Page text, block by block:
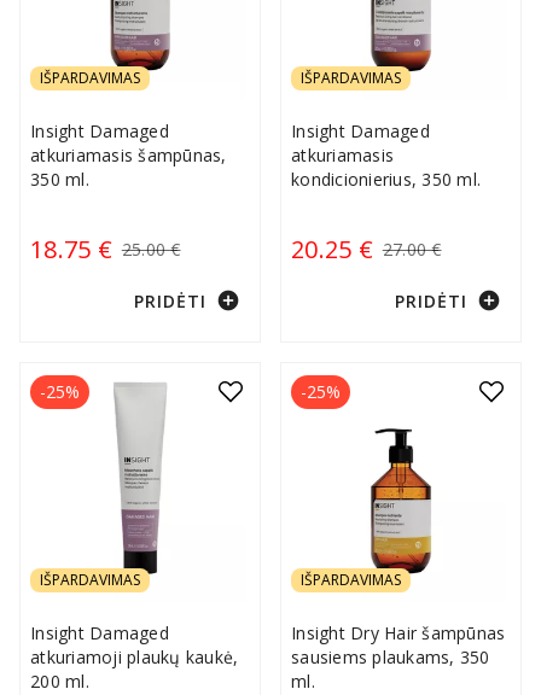
IŠPARDAVIMAS
Insight Damaged
atkuriamasis šampūnas,
350 ml.
18.75 € 25.00 €
PRIDĖTI add_circle
IŠPARDAVIMAS
Insight Damaged
atkuriamasis
kondicionierius, 350 ml.
20.25 € 27.00 €
PRIDĖTI add_circle
IŠPARDAVIMAS
Insight Damaged
atkuriamoji plaukų kaukė,
200 ml.
-25%
IŠPARDAVIMAS
Insight Dry Hair šampūnas
sausiems plaukams, 350
ml.
-25%